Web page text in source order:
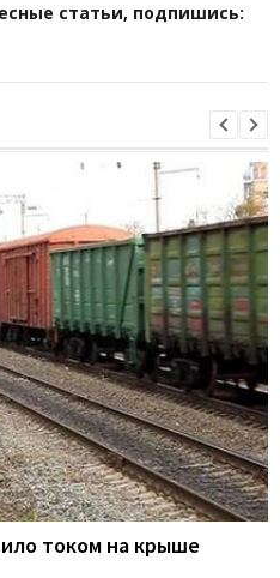
статьи, подпишись:
током на крыше